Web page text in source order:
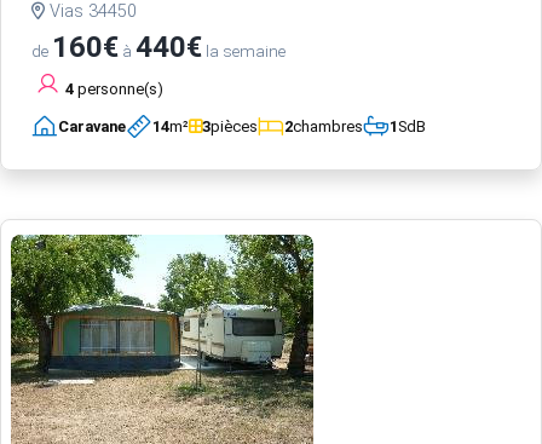
Vias 34450
de 160€ à 440€ la semaine
4 personne(s)
Caravane 14m² 3pièces 2chambres 1SdB